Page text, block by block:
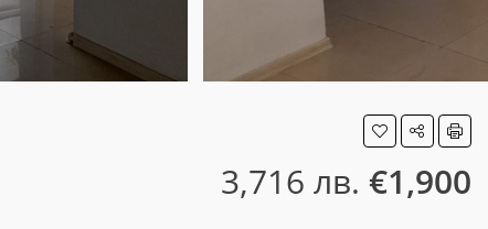
3,716 лв. €1,900